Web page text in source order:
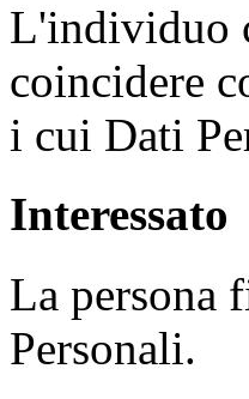
L'individuo
coincidere
i cui Dati
Interessato
La persona
Personali.